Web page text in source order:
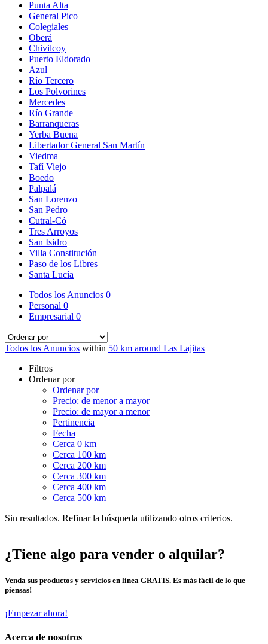
Punta Alta
General Pico
Colegiales
Oberá
Chivilcoy
Puerto Eldorado
Azul
Río Tercero
Los Polvorines
Mercedes
Río Grande
Barranqueras
Yerba Buena
Libertador General San Martín
Viedma
Tafí Viejo
Boedo
Palpalá
San Lorenzo
San Pedro
Cutral-Có
Tres Arroyos
San Isidro
Villa Constitución
Paso de los Libres
Santa Lucía
Todos los Anuncios 0
Personal 0
Empresarial 0
Todos los Anuncios within 50 km around Las Lajitas
Filtros
Ordenar por
Ordenar por
Precio: de menor a mayor
Precio: de mayor a menor
Pertinencia
Fecha
Cerca 0 km
Cerca 100 km
Cerca 200 km
Cerca 300 km
Cerca 400 km
Cerca 500 km
Sin resultados. Refinar la búsqueda utilizando otros criterios.
¿Tiene algo para vender o alquilar?
Venda sus productos y servicios en línea GRATIS. Es más fácil de lo que
piensas!
¡Empezar ahora!
Acerca de nosotros